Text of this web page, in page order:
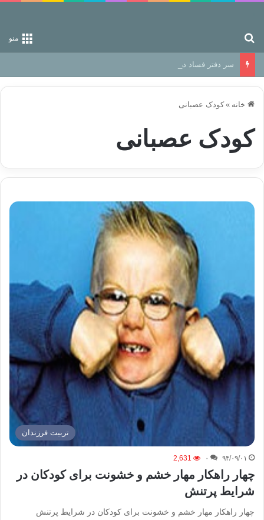
منو
سر دفتر فساد در زمین‌، دوری وکناره‌گیری از راه خداست‌!
خانه » کودک عصبانی
کودک عصبانی
تربیت فرزندان
۹۴/۰۹/۰۱ ۰ 2,631
چهار راهکار مهار خشم و خشونت برای کودکان در
شرایط پرتنش
چهار راهکار مهار خشم و خشونت برای کودکان در شرایط پرتنش